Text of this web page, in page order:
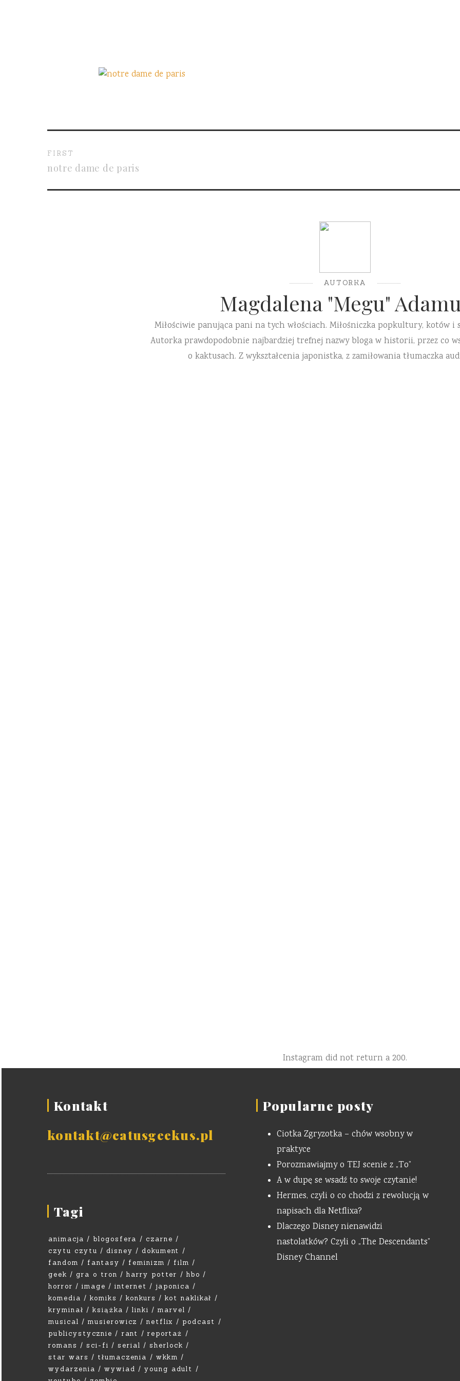
FIRST
notre dame de paris
AUTORKA
Magdalena "Megu"
Miłościwie panująca pani na tych włościach. Miłośniczka popkultury, kotów i
Autorka prawdopodobnie najbardziej trefnej nazwy bloga w historii, przez co
o kaktusach. Z wykształcenia japonistka, z zamiłowania tłumaczka
Instagram did not return a 200.
Kontakt
kontakt@catusgeekus.pl
Tagi
animacja blogosfera
czarne
czytu czytu
disney
dokument
fandom
fantasy feminizm
film
geek
gra o tron harry potter
hbo
horror
image internet
japonica
komedia
komiks konkurs
kot naklikał
kryminał
książka linki
marvel
musical
musierowicz netflix
podcast
publicystycznie
rant
reportaż
romans
sci-fi serial
sherlock
star wars
tłumaczenia
wkkm
wydarzenia
wywiad
young adult
Popularne posty
Ciotka Zgryzotka – chów wsobny w
praktyce
Porozmawiajmy o TEJ scenie z „To”
A w dupę se wsadź to swoje czytanie!
Hermes, czyli o co chodzi z rewolucją w
napisach dla Netflixa?
Dlaczego Disney nienawidzi
nastolatków? Czyli o „The Descendants”
Disney Channel